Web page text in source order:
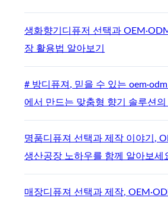
생화향기디퓨저 선택과
장 활용법 알아보기
# 방디퓨져, 믿을 수 있는
에서 만드는 맞춤형 향기 솔루션의
명품디퓨져 선택과 제작 이야기,
생산공장 노하우를 함께 알아보세
매장디퓨져 선택과 제작,